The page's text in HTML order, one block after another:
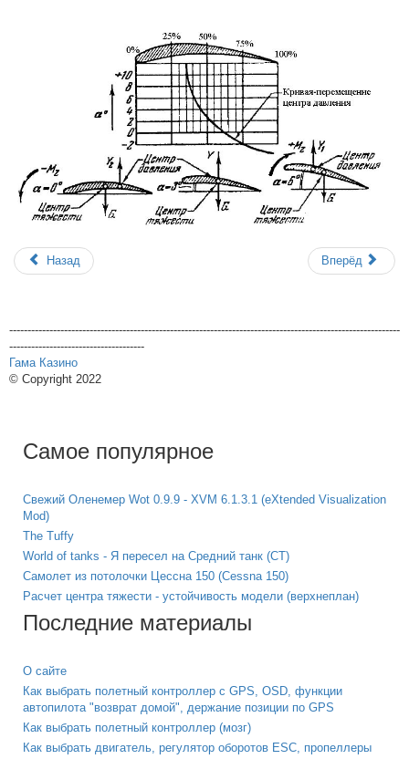
Назад Вперёд
-----------------------------------------------------------------------------------------------------------
-------------------------------------
Гама Казино
© Copyright 2022
Самое популярное
Свежий Оленемер Wot 0.9.9 - XVM 6.1.3.1 (eXtended Visualization
Mod)
The Tuffy
World of tanks - Я пересел на Средний танк (СТ)
Самолет из потолочки Цессна 150 (Cessna 150)
Расчет центра тяжести - устойчивость модели (верхнеплан)
Последние материалы
О сайте
Как выбрать полетный контроллер с GPS, OSD, функции
автопилота "возврат домой", держание позиции по GPS
Как выбрать полетный контроллер (мозг)
Как выбрать двигатель, регулятор оборотов ESC, пропеллеры